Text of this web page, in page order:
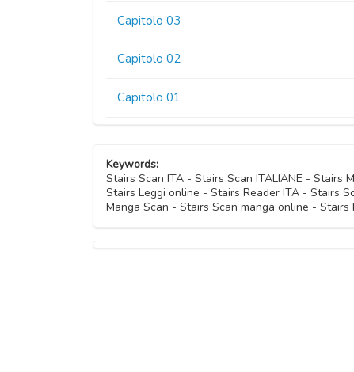
Capitolo 03
Capitolo 02
Capitolo 01
Keywords:
Stairs Scan ITA - Stairs Scan ITALIANE - Stairs
Stairs Leggi online - Stairs Reader ITA - Stairs
Manga Scan - Stairs Scan manga online -